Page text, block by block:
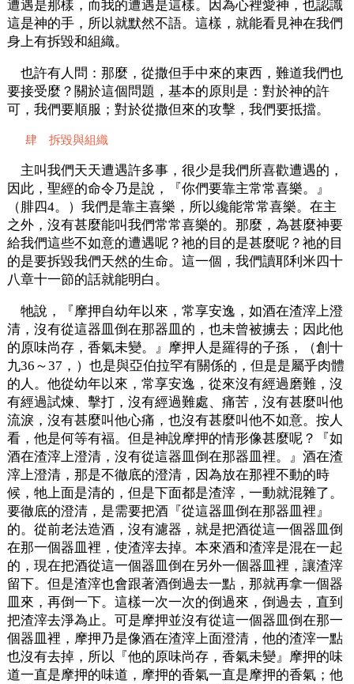
遭遇是那樣，而我的遭遇是這樣。因為心裡愛神，也認識
這是神的手，所以就默然不語。這樣，就能看見神在我們
身上有拆毀和組織。
也許有人問：那麼，從撒但手中來的東西，難道我們也
要接受麼？關於這個問題，基本的原則是：對於神的許
可，我們要順服；對於從撒但來的攻擊，我們要抵擋。
肆 拆毀與組織
主叫我們天天遭遇許多事，很少是我們所喜歡遭遇的，
因此，聖經的命令乃是說，『你們要靠主常常喜樂。』
（腓四4。）我們是靠主喜樂，所以纔能常常喜樂。在主
之外，沒有甚麼能叫我們常常喜樂的。那麼，為甚麼神要
給我們這些不如意的遭遇呢？祂的目的是甚麼呢？祂的目
的是要拆毀我們天然的生命。這一個，我們讀耶利米四十
八章十一節的話就能明白。
牠說，『摩押自幼年以來，常享安逸，如酒在渣滓上澄
清，沒有從這器皿倒在那器皿的，也未曾被擄去；因此他
的原味尚存，香氣未變。』摩押人是羅得的子孫，（創十
九36～37，）也是與亞伯拉罕有關係的，但是是屬乎肉體
的人。他從幼年以來，常享安逸，從來沒有經過磨難，沒
有經過試煉、擊打，沒有經過難處、痛苦，沒有甚麼叫他
流淚，沒有甚麼叫他心痛，也沒有甚麼叫他不如意。按人
看，他是何等有福。但是神說摩押的情形像甚麼呢？『如
酒在渣滓上澄清，沒有從這器皿倒在那器皿裡。』酒在渣
滓上澄清，那是不徹底的澄清，因為放在那裡不動的時
候，牠上面是清的，但是下面都是渣滓，一動就混雜了。
要徹底的澄清，是需要把酒『從這器皿倒在那器皿裡』
的。從前老法造酒，沒有濾器，就是把酒從這一個器皿倒
在那一個器皿裡，使渣滓去掉。本來酒和渣滓是混在一起
的，現在把酒從這一個器皿倒在另外一個器皿裡，讓渣滓
留下。但是渣滓也會跟著酒倒過去一點，那就再拿一個器
皿來，再倒一下。這樣一次一次的倒過來，倒過去，直到
把渣滓去淨為止。可是摩押並沒有從這一個器皿倒在那一
個器皿裡，摩押乃是像酒在渣滓上面澄清，他的渣滓一點
也沒有去掉，所以『他的原味尚存，香氣未變』摩押的味
道一直是摩押的味道，摩押的香氣一直是摩押的香氣；他